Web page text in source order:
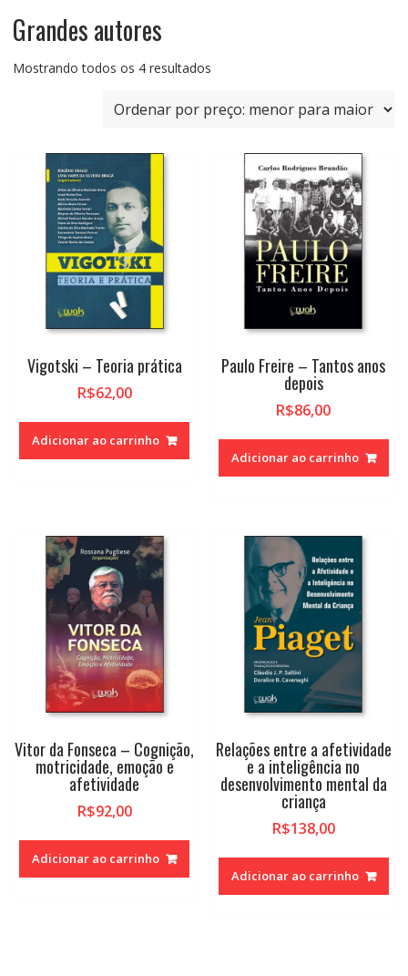
Grandes autores
Mostrando todos os 4 resultadosClassificado
preço:
Vigotski – Teoria prática
R$62,00
Adicionar ao carrinho
Paulo Freire – Tantos anos
depois
R$86,00
Adicionar ao carrinho
Vitor da Fonseca – Cognição,
motricidade, emoção e
afetividade
R$92,00
Adicionar ao carrinho
Relações entre a afetividade
e a inteligência no
desenvolvimento mental da
criança
R$138,00
Adicionar ao carrinho